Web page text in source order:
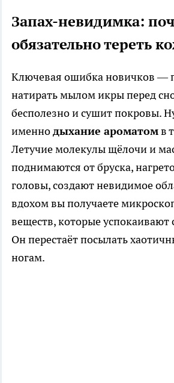
Запах-невидимка:
обязательно тереть
Ключевая ошибка новичков —
натирать мылом икры перед
бесполезно и сушит покровы.
именнодыхание ароматомв
Летучие молекулы щёлочи и
поднимаются от бруска,
головы, создают невидимое
вдохом вы получаете
веществ, которые успокаивают
Он перестаёт посылать
ногам.